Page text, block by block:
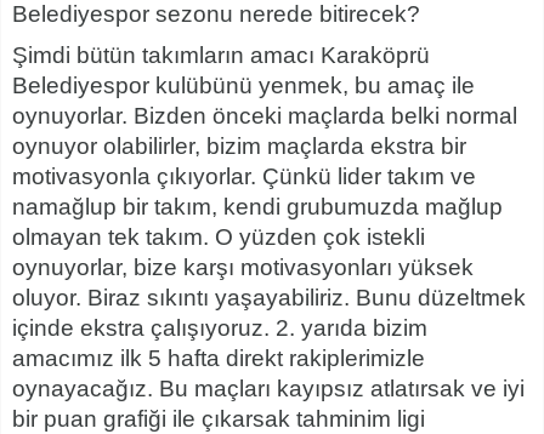
Belediyespor sezonu nerede bitirecek?
Şimdi bütün takımların amacı Karaköprü
Belediyespor kulübünü yenmek, bu amaç ile
oynuyorlar. Bizden önceki maçlarda belki normal
oynuyor olabilirler, bizim maçlarda ekstra bir
motivasyonla çıkıyorlar. Çünkü lider takım ve
namağlup bir takım, kendi grubumuzda mağlup
olmayan tek takım. O yüzden çok istekli
oynuyorlar, bize karşı motivasyonları yüksek
oluyor. Biraz sıkıntı yaşayabiliriz. Bunu düzeltmek
içinde ekstra çalışıyoruz. 2. yarıda bizim
amacımız ilk 5 hafta direkt rakiplerimizle
oynayacağız. Bu maçları kayıpsız atlatırsak ve iyi
bir puan grafiği ile çıkarsak tahminim ligi